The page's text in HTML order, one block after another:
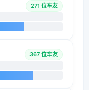
271 位车友
367 位车友